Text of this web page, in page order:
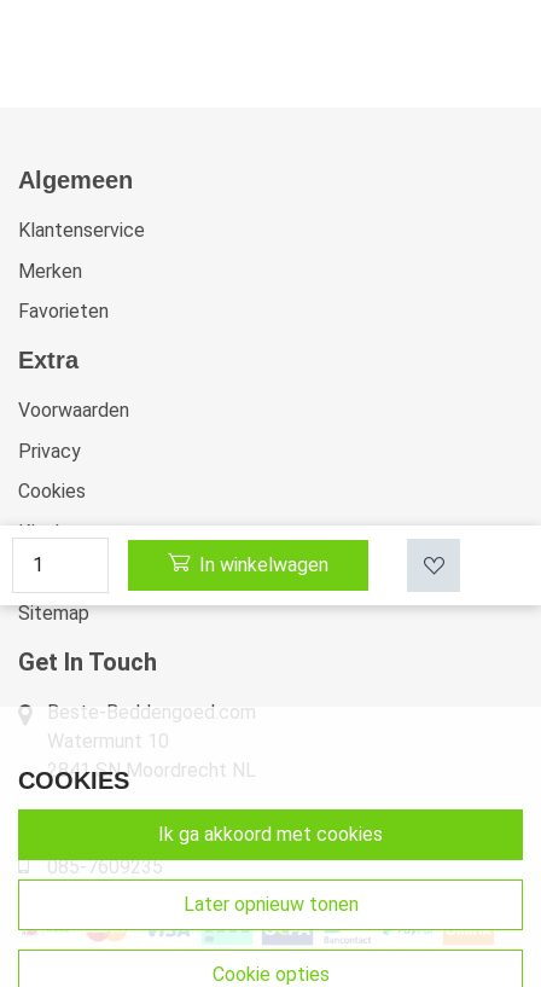
In winkelwagen
Algemeen
Klantenservice
Merken
Favorieten
Extra
Voorwaarden
Privacy
Cookies
Klachten
Retourneren & Ruilen
Sitemap
Get In Touch
Beste-Beddengoed.com
Watermunt 10
2841 SN Moordrecht NL
085-7609235
COOKIES
ik ga akkoord met cookies
later opnieuw tonen
cookie opties